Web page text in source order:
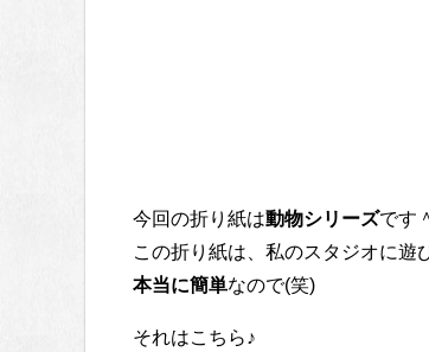
今回の折り紙は動物シリーズです
この折り紙は、私のスタジオに遊
本当に簡単なので(笑)
それはこちら♪